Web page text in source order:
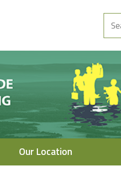
Our Location